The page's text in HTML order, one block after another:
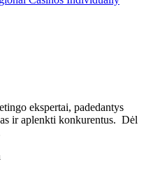
ekspertai, padedantys
ir aplenkti konkurentus. Dėl